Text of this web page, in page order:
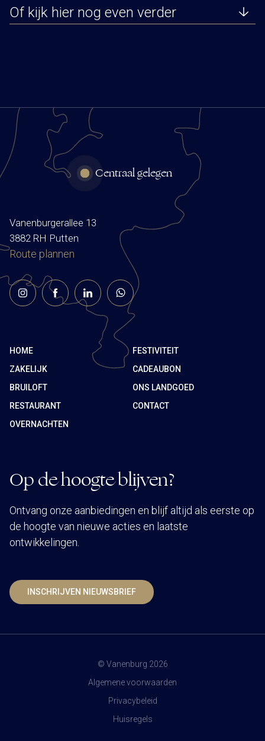
Of kijk hier nog even verder
Centraal gelegen
Vanenburgerallee 13
3882 RH Putten
Route plannen
HOME
FESTIVITEIT
ZAKELIJK
CADEAUBON
BRUILOFT
ONS LANDGOED
RESTAURANT
CONTACT
OVERNACHTEN
Op de hoogte blijven?
Ontvang onze aanbiedingen en blijf altijd als eerste op
de hoogte van nieuwe acties en laatste
ontwikkelingen.
INSCHRIJVEN NIEUWSBRIEF
© Vanenburg 2026
Algemene voorwaarden
Privacybeleid
Huisregels